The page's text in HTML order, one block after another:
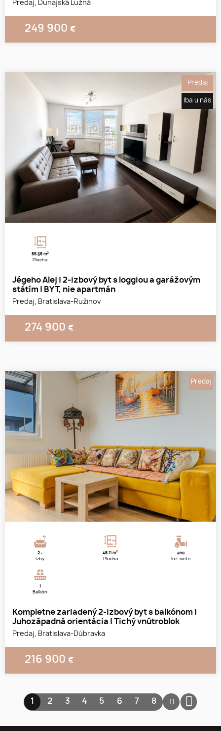
Predaj, Dunajská Lužná
249 900 €
55.65 m2
Plocha
Jégeho Alej | 2-izbový byt s loggiou a garážovým
státím | BYT, nie apartmán
Predaj, Bratislava-Ružinov
274 900 €
Predaj
Iba u nás
2x
Izby
45.11 m2
Plocha
áno
Inž. siete
1
Balkón
Kompletne zariadený 2-izbový byt s balkónom |
Juhozápadná orientácia | Tichý vnútroblok
Predaj, Bratislava-Dúbravka
216 900 €
Predaj
1 2 3 4 5 6 7 8